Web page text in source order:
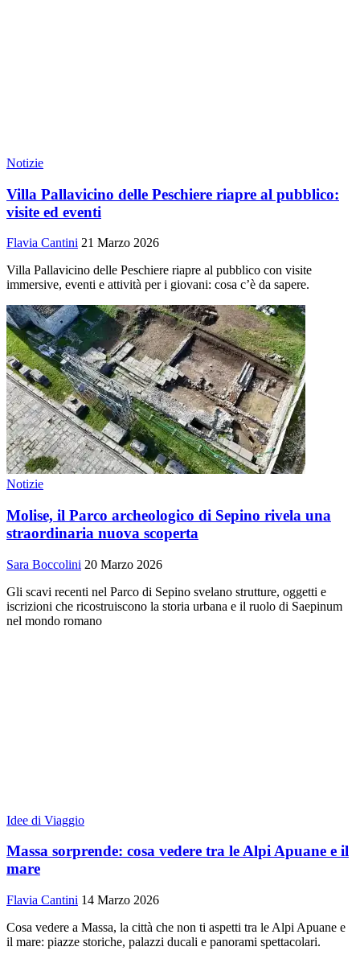
Notizie
Villa Pallavicino delle Peschiere riapre al pubblico:
visite ed eventi
Flavia Cantini 21 Marzo 2026
Villa Pallavicino delle Peschiere riapre al pubblico con visite
immersive, eventi e attività per i giovani: cosa c’è da sapere.
Notizie
Molise, il Parco archeologico di Sepino rivela una
straordinaria nuova scoperta
Sara Boccolini 20 Marzo 2026
Gli scavi recenti nel Parco di Sepino svelano strutture, oggetti e
iscrizioni che ricostruiscono la storia urbana e il ruolo di Saepinum
nel mondo romano
Idee di Viaggio
Massa sorprende: cosa vedere tra le Alpi Apuane e il
mare
Flavia Cantini 14 Marzo 2026
Cosa vedere a Massa, la città che non ti aspetti tra le Alpi Apuane e
il mare: piazze storiche, palazzi ducali e panorami spettacolari.